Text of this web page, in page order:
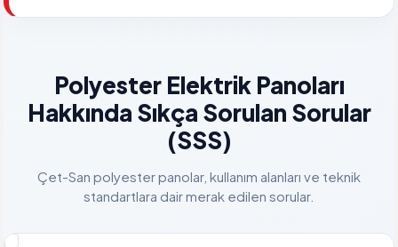
Polyester Elektrik Panoları
Hakkında Sıkça Sorulan Sorular
(SSS)
Çet-San polyester panolar, kullanım alanları ve teknik
standartlara dair merak edilen sorular.